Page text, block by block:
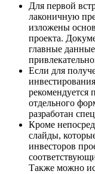
Для первой
лаконичную
изложены
проекта.
главные
Если для
рекомендуется
отдельного
разработан
Кроме
слайды,
инвесторов
Также можно